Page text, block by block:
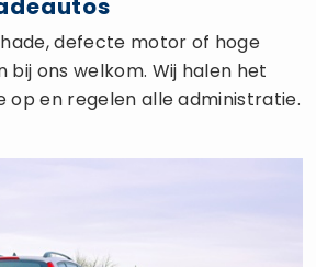
defecte motor of hoge
bij ons welkom. Wij halen het
op en regelen alle administratie.